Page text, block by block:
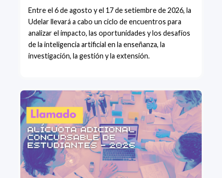
Entre el 6 de agosto y el 17 de setiembre de 2026, la
Udelar llevará a cabo un ciclo de encuentros para
analizar el impacto, las oportunidades y los desafíos
de la inteligencia artificial en la enseñanza, la
investigación, la gestión y la extensión.